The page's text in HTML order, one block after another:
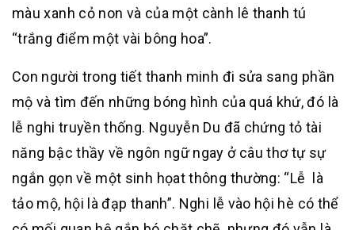
màu xanh cỏ non và của một cành lê thanh tú
“trắng điểm một vài bông hoa”.
Con người trong tiết thanh minh đi sửa sang phần
mộ và tìm đến những bóng hình của quá khứ, đó là
lễ nghi truyền thống. Nguyễn Du đã chứng tỏ tài
năng bậc thầy về ngôn ngữ ngay ở câu thơ tự sự
ngắn gọn về một sinh họat thông thường: “Lễ là
tảo mộ, hội là đạp thanh”. Nghi lễ vào hội hè có thể